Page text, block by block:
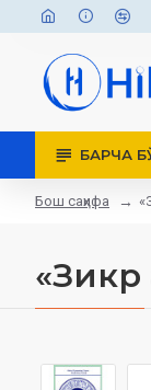
БАРЧА
Бош саҳифа
«Зикр